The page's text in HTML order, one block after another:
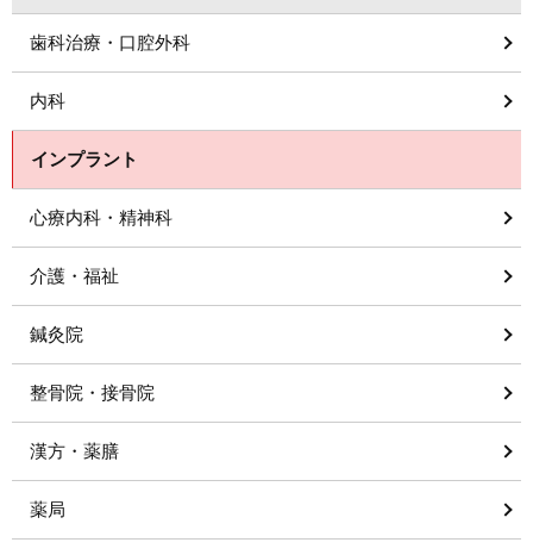
歯科治療・口腔外科
内科
インプラント
心療内科・精神科
介護・福祉
鍼灸院
整骨院・接骨院
漢方・薬膳
薬局